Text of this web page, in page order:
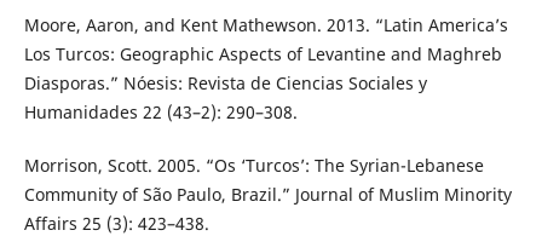
Moore, Aaron, and Kent Mathewson. 2013. “Latin America’s
Los Turcos: Geographic Aspects of Levantine and Maghreb
Diasporas.” Nóesis: Revista de Ciencias Sociales y
Humanidades 22 (43–2): 290–308.
Morrison, Scott. 2005. “Os ‘Turcos’: The Syrian-Lebanese
Community of São Paulo, Brazil.” Journal of Muslim Minority
Affairs 25 (3): 423–438.